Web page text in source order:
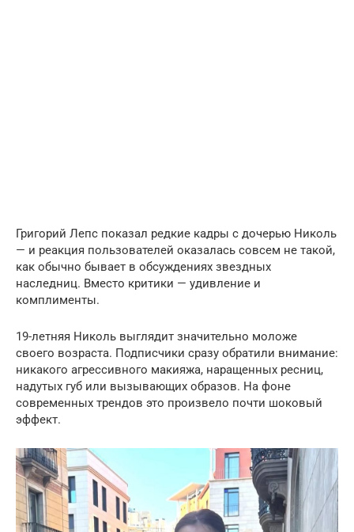
Григорий Лепс показал редкие кадры с дочерью Николь
— и реакция пользователей оказалась совсем не такой,
как обычно бывает в обсуждениях звездных
наследниц. Вместо критики — удивление и
комплименты.
19-летняя Николь выглядит значительно моложе
своего возраста. Подписчики сразу обратили внимание:
никакого агрессивного макияжа, наращенных ресниц,
надутых губ или вызывающих образов. На фоне
современных трендов это произвело почти шоковый
эффект.